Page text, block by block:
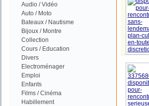
Audio / Vidéo
Auto / Moto
Bateaux / Nautisme
Bijoux / Montre
Collection
Cours / Education
Divers
Electroménager
Emploi
Enfants
Films / Cinéma
Habillement